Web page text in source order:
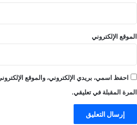
الموقع الإلكتروني
احفظ اسمي، بريدي الإلكتروني، والموقع
المرة المقبلة في تعليقي.